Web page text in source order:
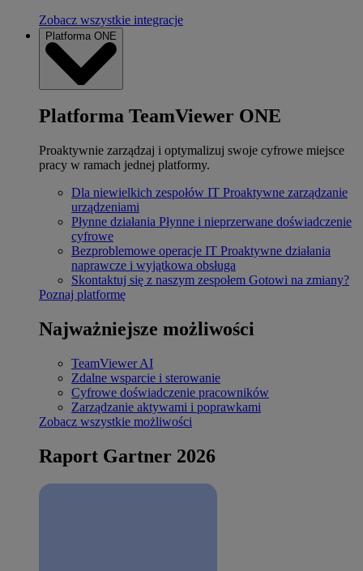
Zobacz wszystkie integracje
Platforma ONE
Platforma TeamViewer ONE
Proaktywnie zarządzaj i optymalizuj swoje cyfrowe miejsce
pracy w ramach jednej platformy.
Dla niewielkich zespołów IT Proaktywne zarządzanie
urządzeniami
Płynne działania Płynne i nieprzerwane doświadczenie
cyfrowe
Bezproblemowe operacje IT Proaktywne działania
naprawcze i wyjątkowa obsługa
Skontaktuj się z naszym zespołem Gotowi na zmiany?
Poznaj platformę
Najważniejsze możliwości
TeamViewer AI
Zdalne wsparcie i sterowanie
Cyfrowe doświadczenie pracowników
Zarządzanie aktywami i poprawkami
Zobacz wszystkie możliwości
Raport Gartner 2026